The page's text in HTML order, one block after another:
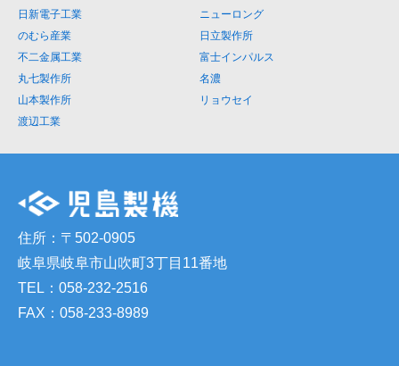
日新電子工業
ニューロング
のむら産業
日立製作所
不二金属工業
富士インパルス
丸七製作所
名濃
山本製作所
リョウセイ
渡辺工業
住所：〒502-0905
岐阜県岐阜市山吹町3丁目11番地
TEL：058-232-2516
FAX：058-233-8989